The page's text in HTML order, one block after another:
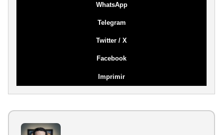
WhatsApp
Telegram
Twitter / X
Facebook
Imprimir